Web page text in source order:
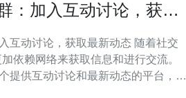
：加入互动讨论，获取
讨论，获取最新动态 随着社交
依赖网络来获取信息和进行交流。
提供互动讨论和最新动态的平台，让